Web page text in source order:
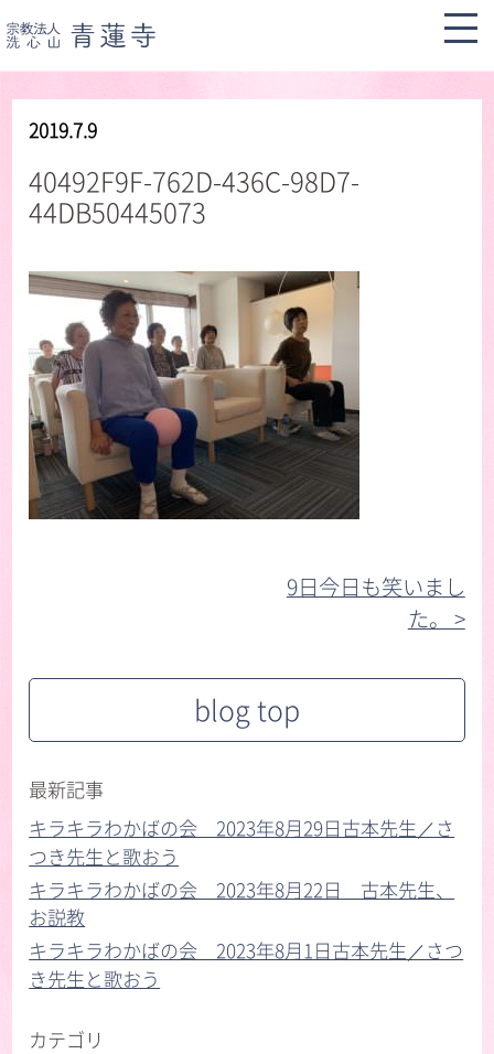
2019.7.9
40492F9F-762D-436C-98D7-
44DB50445073
9日今日も笑いまし
た。 >︎
blog top
最新記事
キラキラわかばの会 2023年8月29日古本先生／さ
つき先生と歌おう
キラキラわかばの会 2023年8月22日 古本先生、
お説教
キラキラわかばの会 2023年8月1日古本先生／さつ
き先生と歌おう
カテゴリ